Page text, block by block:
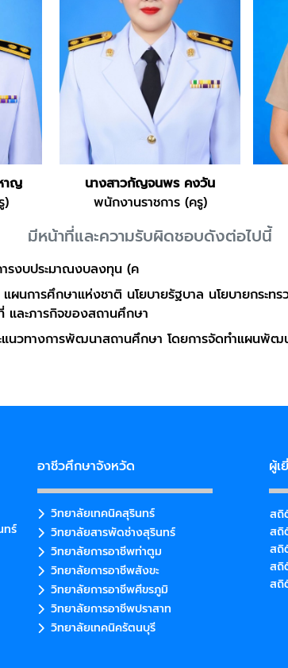
าญ
)
นางสาวกัญจนพร คงวัน
พนักงานราชการ (ครู)
มีหน้าที่และความรับผิดชอบดังต่อไปนี้
ารงบประมาณงบลงทุน (ค
นการศึกษาแห่งชาติ นโยบายรัฐบาล นโยบายกระท
และภารกิจของสถานศึกษา
วทางการพัฒนาสถานศึกษา โดยการจัดทำแผนพัฒ
ทร์
อาชีวศึกษาจังหวัด
วิทยาลัยเทคนิคสุรินทร์
วิทยาลัยสารพัดช่างสุรินทร์
วิทยาลัยการอาชีพท่าตูม
วิทยาลัยการอาชีพสังขะ
วิทยาลัยการอาชีพศีขรภูมิ
วิทยาลัยการอาชีพปราสาท
วิทยาลัยเทคนิครัตนบุรี
ผู้เ
สถิ
สถิ
สถิ
สถิ
สถิ